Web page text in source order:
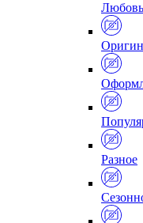
Любовь
Разное